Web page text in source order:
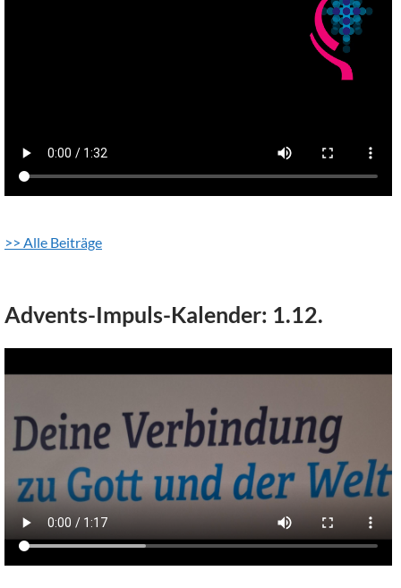
>> Alle Beiträge
Advents-Impuls-Kalender: 1.12.